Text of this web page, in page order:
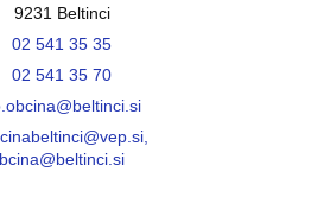
9231 Beltinci
02 541 35 35
02 541 35 70